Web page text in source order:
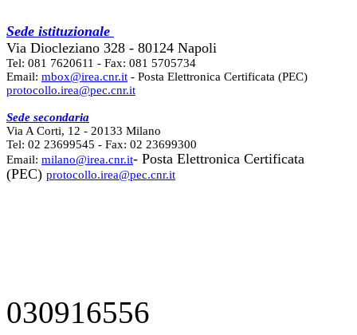
Sede istituzionale
Via Diocleziano 328 - 80124 Napoli
Tel: 081 7620611 - Fax: 081 5705734
Email: mbox@irea.cnr.it - Posta Elettronica Certificata (PEC)
protocollo.irea@pec.cnr.it
Sede secondaria
Via A Corti, 12 - 20133 Milano
Tel: 02 23699545 - Fax: 02 23699300
Email: milano@irea.cnr.it- Posta Elettronica Certificata
(PEC) protocollo.irea@pec.cnr.it
030916556